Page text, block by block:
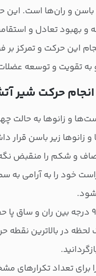
و ران‌ها است. این
و بهبود تعادل و
این حرکت و تمرکز بر
تقویت و توسعه عضلات
حرکت شیر
و زانوها به حالت
زانوها زیر باسن قرار
صاف و شکم را منقبض
خود را به آرامی به
لحظه در بالاترین نقطه
برای تعداد تکرارهای